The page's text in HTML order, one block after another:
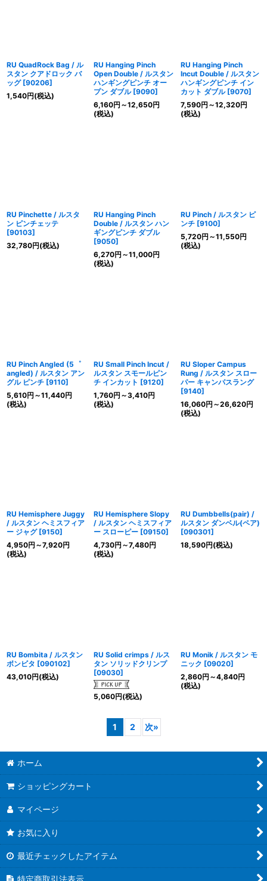
RU QuadRock Bag / ル
スタン クアドロック バ
ッグ [90206]
1,540円(税込)
RU Hanging Pinch
Open Double / ルスタン
ハンギングピンチ オー
プン ダブル [9090]
6,160円 ～12,650円
(税込)
RU Hanging Pinch
Incut Double / ルスタン
ハンギングピンチ イン
カット ダブル [9070]
7,590円 ～12,320円
(税込)
RU Pinchette / ルスタ
ン ピンチェッテ
[90103]
32,780円(税込)
RU Hanging Pinch
Double / ルスタン ハン
ギングピンチ ダブル
[9050]
6,270円 ～11,000円
(税込)
RU Pinch / ルスタン ピ
ンチ [9100]
5,720円 ～11,550円
(税込)
RU Pinch Angled (5゜
angled) / ルスタン アン
グル ピンチ [9110]
5,610円 ～11,440円
(税込)
RU Small Pinch Incut /
ルスタン スモールピン
チ インカット [9120]
1,760円 ～3,410円
(税込)
RU Sloper Campus
Rung / ルスタン スロー
パー キャンパスラング
[9140]
16,060円 ～26,620円
(税込)
RU Hemisphere Juggy
/ ルスタン ヘミスフィア
ー ジャグ [9150]
4,950円 ～7,920円
(税込)
RU Hemisphere Slopy
/ ルスタン ヘミスフィア
ー スローピー [09150]
4,730円 ～7,480円
(税込)
RU Dumbbells(pair) /
ルスタン ダンベル(ペア)
[090301]
18,590円(税込)
RU Bombita / ルスタン
ボンビタ [090102]
43,010円(税込)
RU Solid crimps / ルス
タン ソリッドクリンプ
[09030]
5,060円(税込)
RU Monik / ルスタン モ
ニック [09020]
2,860円 ～4,840円
(税込)
1 2 次»
ホーム
ショッピングカート
マイページ
お気に入り
最近チェックしたアイテム
特定商取引法表示